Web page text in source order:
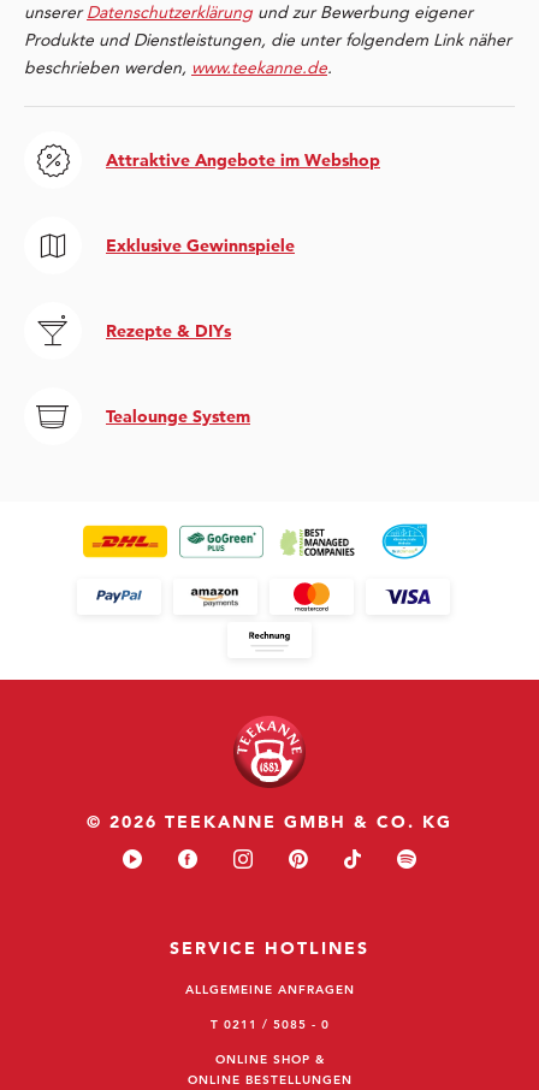
unsererDatenschutzerklärung und zur Bewerbung eigener
Produkte und Dienstleistungen, die unter folgendem Link näher
beschrieben werden, www.teekanne.de.
Attraktive Angebote im Webshop
Exklusive Gewinnspiele
Rezepte & DIYs
Tealounge System
© 2026 TEEKANNE GMBH & CO. KG
SERVICE HOTLINES
ALLGEMEINE ANFRAGEN
T 0211 / 5085 - 0
ONLINE SHOP &
ONLINE BESTELLUNGEN